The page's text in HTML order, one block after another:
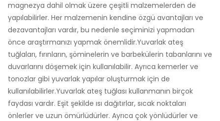
magnezya dahil olmak üzere çeşitli malzemelerden de
yapılabilirler. Her malzemenin kendine özgü avantajları ve
dezavantajları vardır, bu nedenle seçiminizi yapmadan
önce araştırmanızı yapmak önemlidir.Yuvarlak ateş
tuğlaları, fırınların, şöminelerin ve barbekülerin tabanlarını ve
duvarlarını döşemek için kullanılabilir. Ayrıca kemerler ve
tonozlar gibi yuvarlak yapılar oluşturmak için de
kullanılabilirler.Yuvarlak ateş tuğlası kullanmanın birçok
faydası vardır. Eşit şekilde ısı dağıtırlar, sıcak noktaları
önlerler ve uzun ömürlüdürler. Ayrıca çok yönlüdürler ve